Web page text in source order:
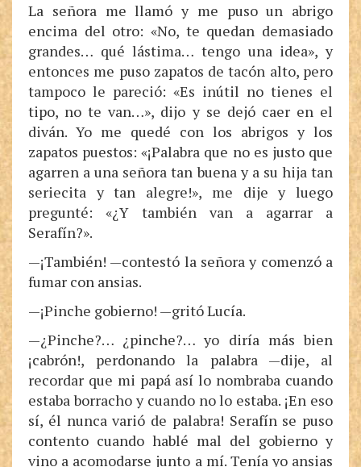
La señora me llamó y me puso un abrigo
encima del otro: «No, te quedan demasiado
grandes… qué lástima… tengo una idea», y
entonces me puso zapatos de tacón alto, pero
tampoco le pareció: «Es inútil no tienes el
tipo, no te van…», dijo y se dejó caer en el
diván. Yo me quedé con los abrigos y los
zapatos puestos: «¡Palabra que no es justo que
agarren a una señora tan buena y a su hija tan
seriecita y tan alegre!», me dije y luego
pregunté: «¿Y también van a agarrar a
Serafín?».
—¡También! —contestó la señora y comenzó a
fumar con ansias.
—¡Pinche gobierno! —gritó Lucía.
—¿Pinche?… ¿pinche?… yo diría más bien
¡cabrón!, perdonando la palabra —dije, al
recordar que mi papá así lo nombraba cuando
estaba borracho y cuando no lo estaba. ¡En eso
sí, él nunca varió de palabra! Serafín se puso
contento cuando hablé mal del gobierno y
vino a acomodarse junto a mí. Tenía yo ansias